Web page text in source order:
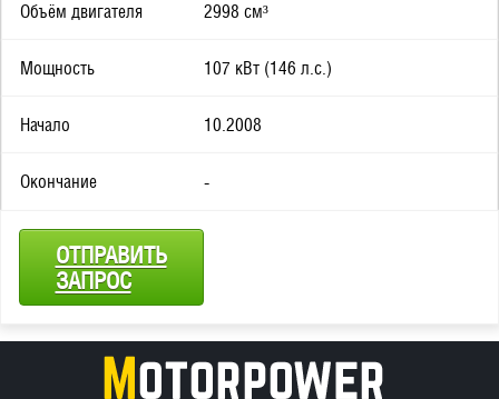
Объём двигателя 2998 см³
Мощность 107 кВт (146 л.с.)
Начало 10.2008
Окончание -
ОТПРАВИТЬ
ЗАПРОС